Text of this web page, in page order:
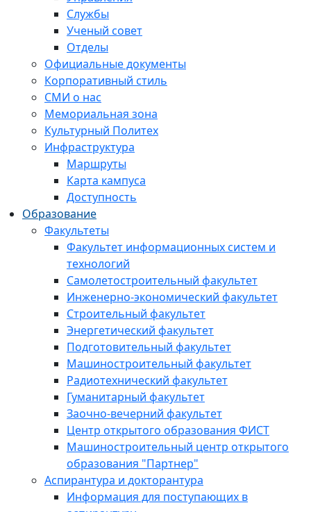
Службы
Ученый совет
Отделы
Официальные документы
Корпоративный стиль
СМИ о нас
Мемориальная зона
Культурный Политех
Инфраструктура
Маршруты
Карта кампуса
Доступность
Образование
Факультеты
Факультет информационных систем и
технологий
Самолетостроительный факультет
Инженерно-экономический факультет
Строительный факультет
Энергетический факультет
Подготовительный факультет
Машиностроительный факультет
Радиотехнический факультет
Гуманитарный факультет
Заочно-вечерний факультет
Центр открытого образования ФИСТ
Машиностроительный центр открытого
образования "Партнер"
Аспирантура и докторантура
Информация для поступающих в